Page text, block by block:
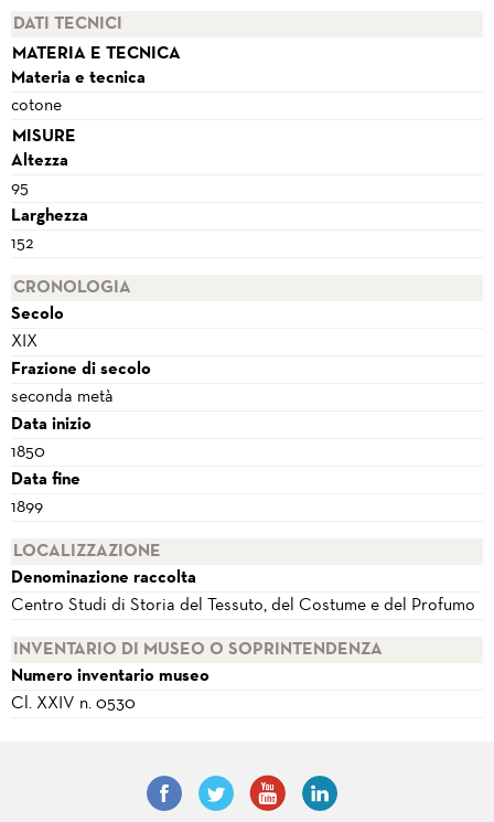
DATI TECNICI
MATERIA E TECNICA
Materia e tecnica
cotone
MISURE
Altezza
95
Larghezza
152
CRONOLOGIA
Secolo
XIX
Frazione di secolo
seconda metà
Data inizio
1850
Data fine
1899
LOCALIZZAZIONE
Denominazione raccolta
Centro Studi di Storia del Tessuto, del Costume e del Profumo
INVENTARIO DI MUSEO O SOPRINTENDENZA
Numero inventario museo
Cl. XXIV n. 0530